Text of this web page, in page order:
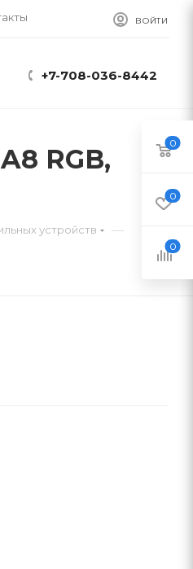
ВОЙТИ
+7-708-036-8442
RGB,
устройств —
0
0
0